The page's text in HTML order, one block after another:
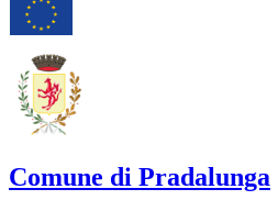
Comune di Pradalunga